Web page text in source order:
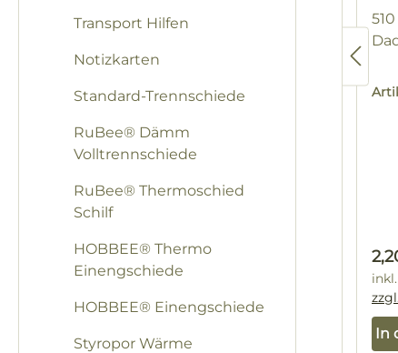
Transport Hilfen
Notizkarten
Standard-Trennschiede
RuBee® Dämm
Volltrennschiede
RuBee® Thermoschied
Schilf
HOBBEE® Thermo
Einengschiede
HOBBEE® Einengschiede
Styropor Wärme
In